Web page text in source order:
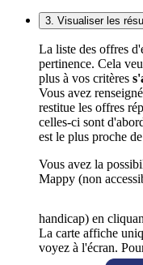
3. Visualiser les
La liste des offres
pertinence. Cela
plus à vos critères
Vous avez
restitue les offres
celles-ci sont
est le plus proche
Vous avez la
Mappy (non
handicap) en
La carte affiche
voyez à l'écran.